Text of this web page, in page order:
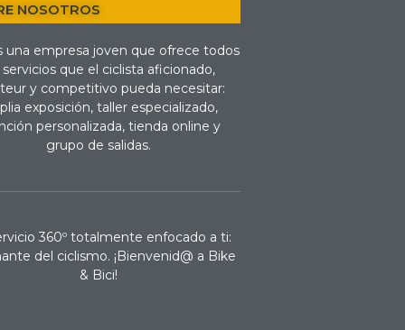
NOSOTROS
una empresa joven que ofrece todos
servicios que el ciclista aficionado,
y competitivo pueda necesitar:
exposición, taller especializado,
personalizada, tienda online y
grupo de salidas.
360º totalmente enfocado a ti:
del ciclismo. ¡Bienvenid@ a Bike
& Bici!